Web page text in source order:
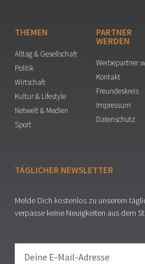
THEMEN
Alltag & Gesellschaft
Politik
Wirtschaft
Kultur & Lifestyle
Netwelt & Medien
Sport
PARTNER
WERDEN
Werbepartner
Kontakt
Freundeskreis
Impressum
Datenschutz
TÄGLICHER NEWSLETTER
Melde Dich kostenlos zu unserem
verpasse keine Neuigkeiten aus dem